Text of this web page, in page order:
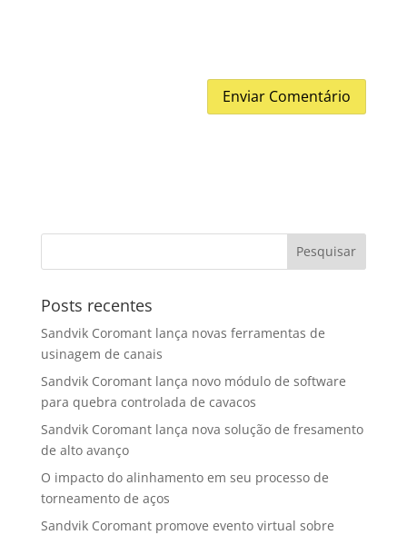
Posts recentes
Sandvik Coromant lança novas ferramentas de
usinagem de canais
Sandvik Coromant lança novo módulo de software
para quebra controlada de cavacos
Sandvik Coromant lança nova solução de fresamento
de alto avanço
O impacto do alinhamento em seu processo de
torneamento de aços
Sandvik Coromant promove evento virtual sobre